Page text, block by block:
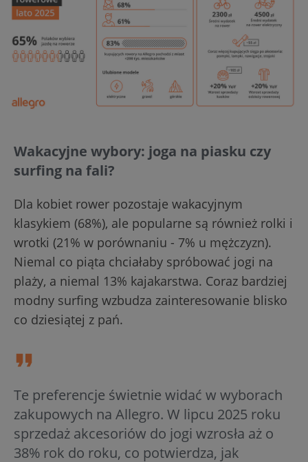
Wakacyjne wybory: joga na piasku czy
surfing na fali?
Dla kobiet rower pozostaje wakacyjnym
klasykiem (68%), ale popularne są również rolki i
wrotki (21% w porównaniu - 7% u mężczyzn).
Niemal co piąta chciałaby spróbować jogi na
plaży, a niemal 13% kajakarstwa. Coraz bardziej
modny surfing wzbudza zainteresowanie blisko
co dziesiątej z pań.
Te preferencje świetnie widać w wyborach
zakupowych na Allegro. W lipcu 2025 roku
sprzedaż akcesoriów do jogi wzrosła aż o
38% rok do roku, co potwierdza, jak